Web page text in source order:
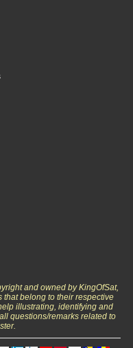
and owned by KingOfSat,
that belong to their respective
illustrating, identifying and
questions/remarks related to